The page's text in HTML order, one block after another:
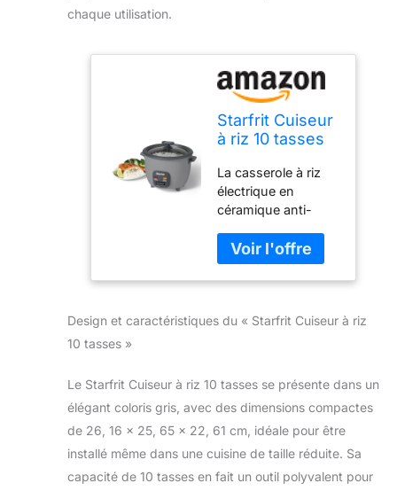
chaque utilisation.
Starfrit Cuiseur
à riz 10 tasses
revêtement
céramique -
Gris
La casserole à riz
électrique en
céramique anti-
de 10 tasses
dispose d'une
casserole en
PTFE/APFO et PFAS
de 10 tasses est
idéale pour les
familles et les repas
de groupe. Le
contrôle en une
étape garantit une
Design et caractéristiques du « Starfrit Cuiseur à riz
10 tasses »
Le Starfrit Cuiseur à riz 10 tasses se présente dans un
élégant coloris gris, avec des dimensions compactes
de 26, 16 x 25, 65 x 22, 61 cm, idéale pour être
installé même dans une cuisine de taille réduite. Sa
capacité de 10 tasses en fait un outil polyvalent pour